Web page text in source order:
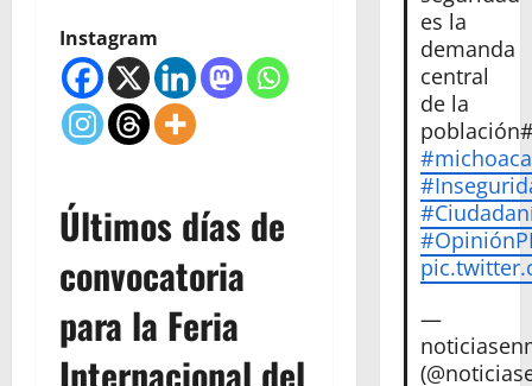
Instagram
Últimos días de
convocatoria
para la Feria
Internacional del
es la
demanda
central
de la
—